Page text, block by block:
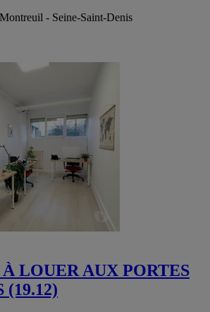
- Seine-Saint-Denis
LOUER AUX PORTES
(19.12)